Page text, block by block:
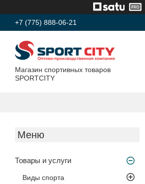
+7 (775) 888-06-21
Магазин спортивных товаров
SPORTCITY
Товары и услуги
Виды спорта